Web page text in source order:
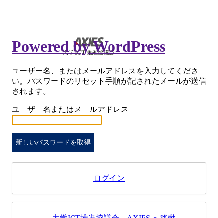
Powered by WordPress
ユーザー名、またはメールアドレスを入力してくださ
い。パスワードのリセット手順が記されたメールが送信
されます。
ユーザー名またはメールアドレス
ログイン